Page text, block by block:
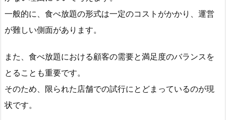
一般的に、食べ放題の形式は一定のコストがかかり、運営
が難しい側面があります。
また、食べ放題における顧客の需要と満足度のバランスを
とることも重要です。
そのため、限られた店舗での試行にとどまっているのが現
状です。